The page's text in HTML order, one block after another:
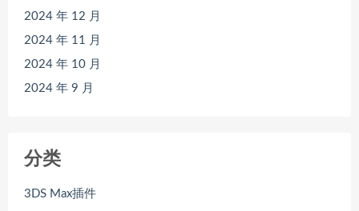
2024 年 12 月
2024 年 11 月
2024 年 10 月
2024 年 9 月
分类
3DS Max插件